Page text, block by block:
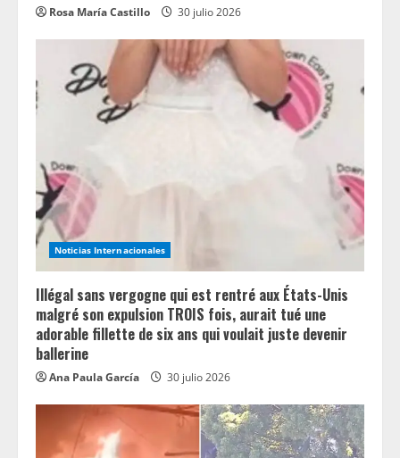
Rosa María Castillo 30 julio 2026
Noticias Internacionales
Illégal sans vergogne qui est rentré aux États-Unis
malgré son expulsion TROIS fois, aurait tué une
adorable fillette de six ans qui voulait juste devenir
ballerine
Ana Paula García 30 julio 2026